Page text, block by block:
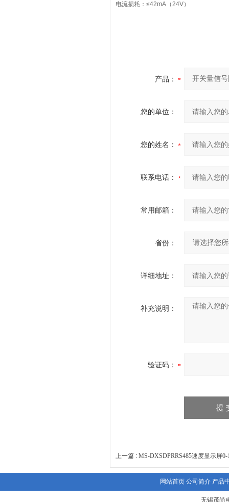
电流损耗：≤42mA（24V）
产品：
您的单位：
您的姓名：
联系电话：
常用邮箱：
省份：
详细地址：
补充说明：
验证码：
上一篇 : MS-DXSDPRRS485速度显示屏
网站首页 公司简介 产品
无锡茂尚